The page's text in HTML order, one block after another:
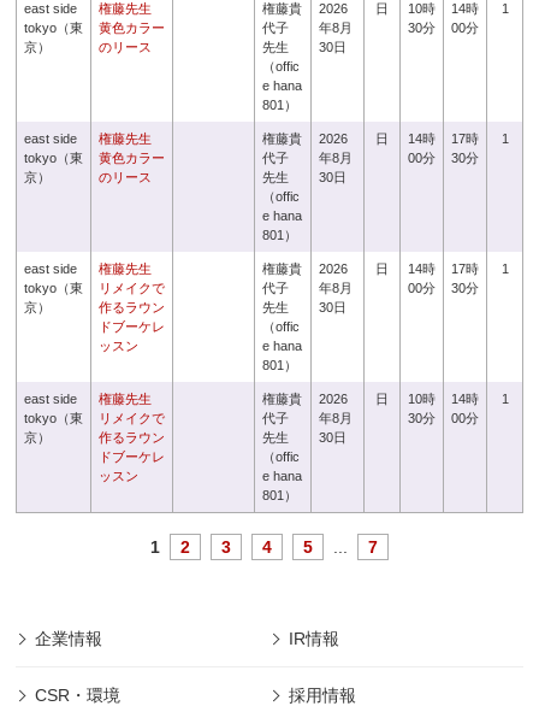
east side
tokyo（東
京）
権藤先生
黄色カラー
のリース
権藤貴
代子
先生
（offic
e hana
801）
2026
年8月
30日
日
10時
30分
14時
00分
1
east side
tokyo（東
京）
権藤先生
黄色カラー
のリース
権藤貴
代子
先生
（offic
e hana
801）
2026
年8月
30日
日
14時
00分
17時
30分
1
east side
tokyo（東
京）
権藤先生
リメイクで
作るラウン
ドブーケレ
ッスン
権藤貴
代子
先生
（offic
e hana
801）
2026
年8月
30日
日
14時
00分
17時
30分
1
east side
tokyo（東
京）
権藤先生
リメイクで
作るラウン
ドブーケレ
ッスン
権藤貴
代子
先生
（offic
e hana
801）
2026
年8月
30日
日
10時
30分
14時
00分
1
1 2 3 4 5 7
企業情報 IR情報
CSR・環境 採用情報